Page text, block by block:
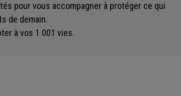
pour vous accompagner à protéger ce qui
de demain.
à vos 1 001 vies.